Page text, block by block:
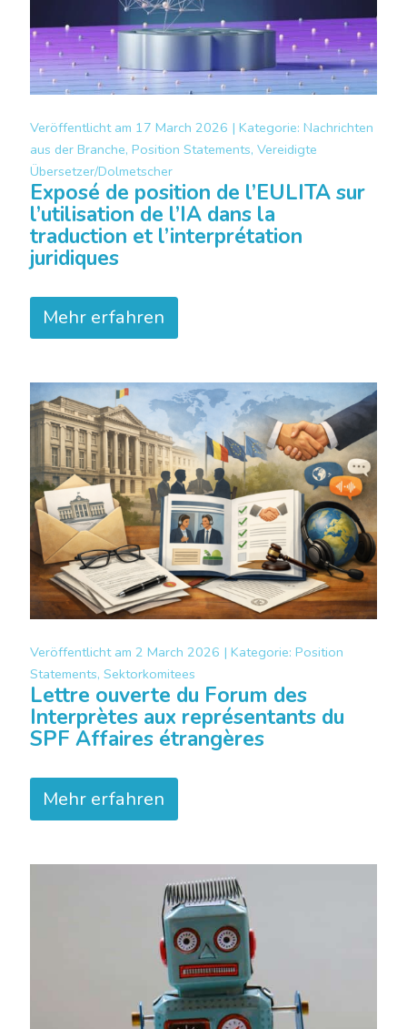
Veröffentlicht am 17 March 2026 | Kategorie: Nachrichten
aus der Branche, Position Statements, Vereidigte
Übersetzer/Dolmetscher
Exposé de position de l’EULITA sur
l’utilisation de l’IA dans la
traduction et l’interprétation
juridiques
Mehr erfahren
Veröffentlicht am 2 March 2026 | Kategorie: Position
Statements, Sektorkomitees
Lettre ouverte du Forum des
Interprètes aux représentants du
SPF Affaires étrangères
Mehr erfahren